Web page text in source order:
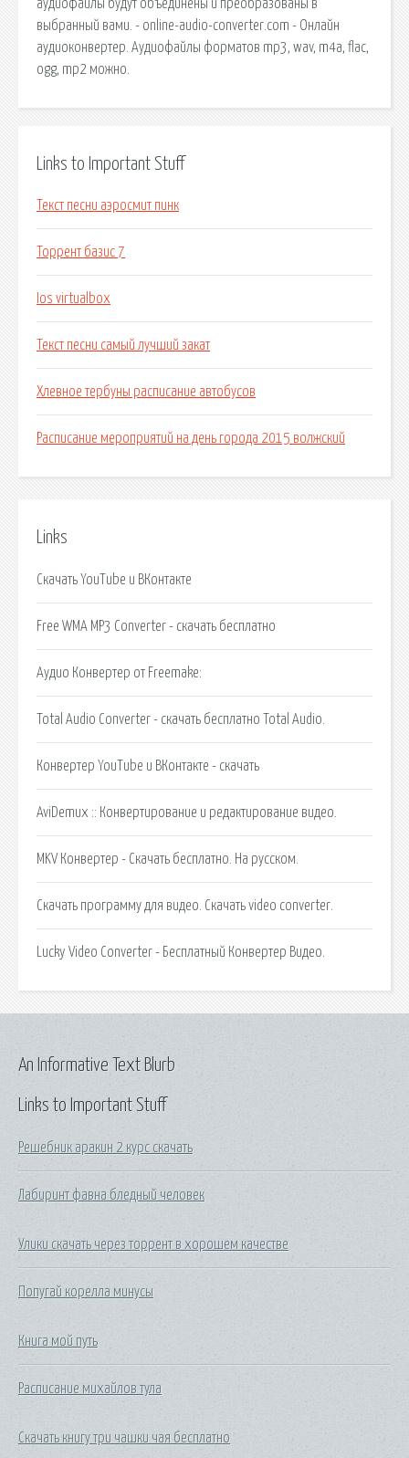
Links to Important Stuff
Текст песни аэросмит пинк
Торрент базис 7
Ios virtualbox
Текст песни самый лучший закат
Хлевное тербуны расписание автобусов
Расписание мероприятий на день города 2015 волжский
Links
Скачать YouTube и ВКонтакте
Free WMA MP3 Converter - скачать бесплатно
Аудио Конвертер от Freemake:
Total Audio Converter - скачать бесплатно Total Audio.
Конвертер YouTube и ВКонтакте - скачать
AviDemux :: Конвертирование и редактирование видео.
MKV Конвертер - Скачать бесплатно. На русском.
Скачать программу для видео. Скачать video converter.
Lucky Video Converter - Бесплатный Конвертер Видео.
Links to Important Stuff
Решебник аракин 2 курс скачать
Лабиринт фавна бледный человек
Улики скачать через торрент в хорошем качестве
Попугай корелла минусы
Книга мой путь
Расписание михайлов тула
Скачать книгу три чашки чая бесплатно
An Informative Text Blurb